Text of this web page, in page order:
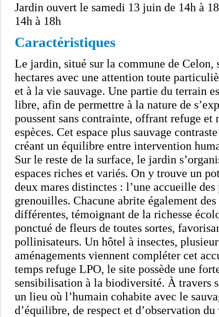
Jardin ouvert le samedi 13 juin de 14h à
14h à 18h
Caractéristiques
Le jardin, situé sur la commune de Celon,
hectares avec une attention toute
et à la vie sauvage. Une partie du terrain
libre, afin de permettre à la nature de
poussent sans contrainte, offrant refuge et
espèces. Cet espace plus sauvage
créant un équilibre entre intervention
Sur le reste de la surface, le jardin
espaces riches et variés. On y trouve un
deux mares distinctes : l’une accueille des
grenouilles. Chacune abrite également
différentes, témoignant de la richesse
ponctué de fleurs de toutes sortes,
pollinisateurs. Un hôtel à insectes,
aménagements viennent compléter cet
temps refuge LPO, le site possède une
sensibilisation à la biodiversité. À travers
un lieu où l’humain cohabite avec le
d’équilibre, de respect et d’observation